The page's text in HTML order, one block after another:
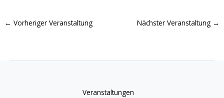
← Vorheriger Veranstaltung Nächster Veranstaltung →
Veranstaltungen